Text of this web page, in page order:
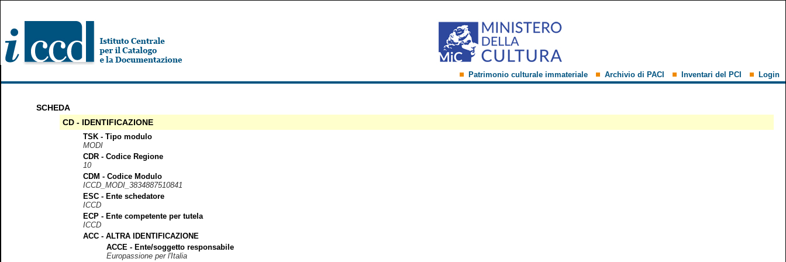
Patrimonio culturale immateriale Archivio di PACI Inventari del PCI Login
SCHEDA
CD - IDENTIFICAZIONE
TSK - Tipo modulo
MODI
CDR - Codice Regione
10
CDM - Codice Modulo
ICCD_MODI_3834887510841
ESC - Ente schedatore
ICCD
ECP - Ente competente per tutela
ICCD
ACC - ALTRA IDENTIFICAZIONE
ACCE - Ente/soggetto responsabile
Europassione per l'Italia